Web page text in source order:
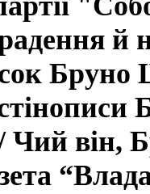
й
Бруно
він,